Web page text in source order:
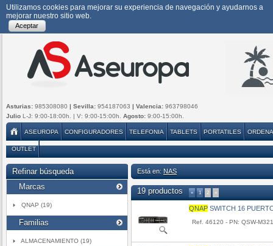
Utilizamos cookies para mejorar su experiencia de navegación y ayudarnos a
mejorar nuestro sitio web.
Aceptar
Asturias: 985308080 | Sevilla: 954187063 | Valencia: 963798046
Julio L-J: 9:00-18:00h. | V: 9:00-15:00h. Agosto: 9:00-15:00h.
ASEUROPA CONFIGURADORES TELEFONIA TABLETS PORTATILES
OUTLET
Refinar búsqueda
Marcas
QNAP (19)
Familias
ALMACENAMIENTO (19)
Está en: NAS
19 productos « 1 2 »
QNAP SWITCH 16
Ref. 46120 - PN: QSW-